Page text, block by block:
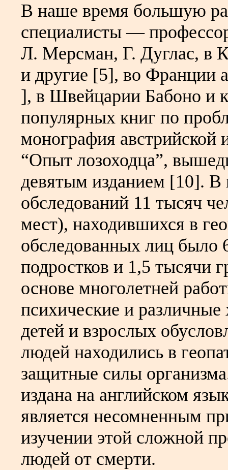
В наше время большую
специалисты —
Л. Мерсман, Г. Дуглас, в
и другие [5], во Франции
], в Швейцарии Бабоно и
популярных книг по
монография австрийской
“Опыт лозоходца”,
девятым изданием [10]. В
обследований 11 тысяч
мест), находившихся в
обследованных лиц было
подростков и 1,5 тысячи
основе многолетней
психические и различные
детей и взрослых
людей находились в
защитные силы
издана на английском
является несомненным
изучении этой сложной
людей от смерти.